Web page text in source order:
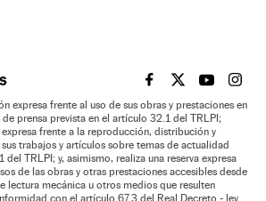
EL PAÍS BRASIL EN
EL PAÍSEL PAÍS
EL
expresa frente al uso de sus obras y prestaciones en
prensa prevista en el artículo 32.1 del TRLPI;
frente a la reproducción, distribución y
trabajos y artículos sobre temas de actualidad
TRLPI; y, asimismo, realiza una reserva expresa
de las obras y otras prestaciones accesibles desde
lectura mecánica u otros medios que resulten